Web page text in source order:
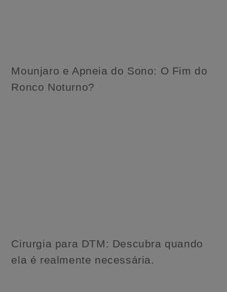
Mounjaro e Apneia do Sono: O Fim do
Ronco Noturno?
Cirurgia para DTM: Descubra quando
ela é realmente necessária.